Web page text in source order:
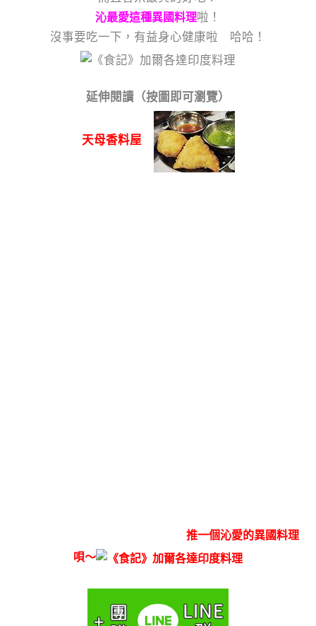
沁最愛這種異國料理啦！
沒事要吃一下，有益身心健康啦 哈哈！
延伸閱讀（按圖即可瀏覽）
天母香料屋
推一個沁愛的異國料理
唄～